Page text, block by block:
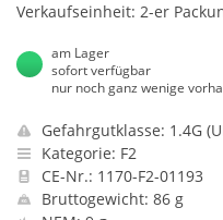
Verkaufseinheit: 2-er
am Lager
sofort verfügbar
nur noch ganz wenige
Gefahrgutklasse: 1.4G
Kategorie: F2
CE-Nr.: 1170-F2-01193
Bruttogewicht: 86 g